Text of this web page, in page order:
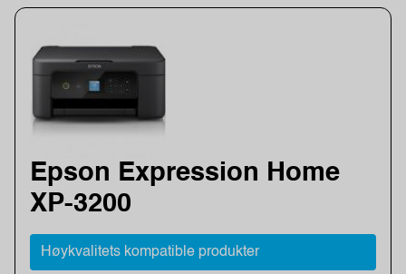
Epson Expression Home
XP-3200
Høykvalitets kompatible produkter